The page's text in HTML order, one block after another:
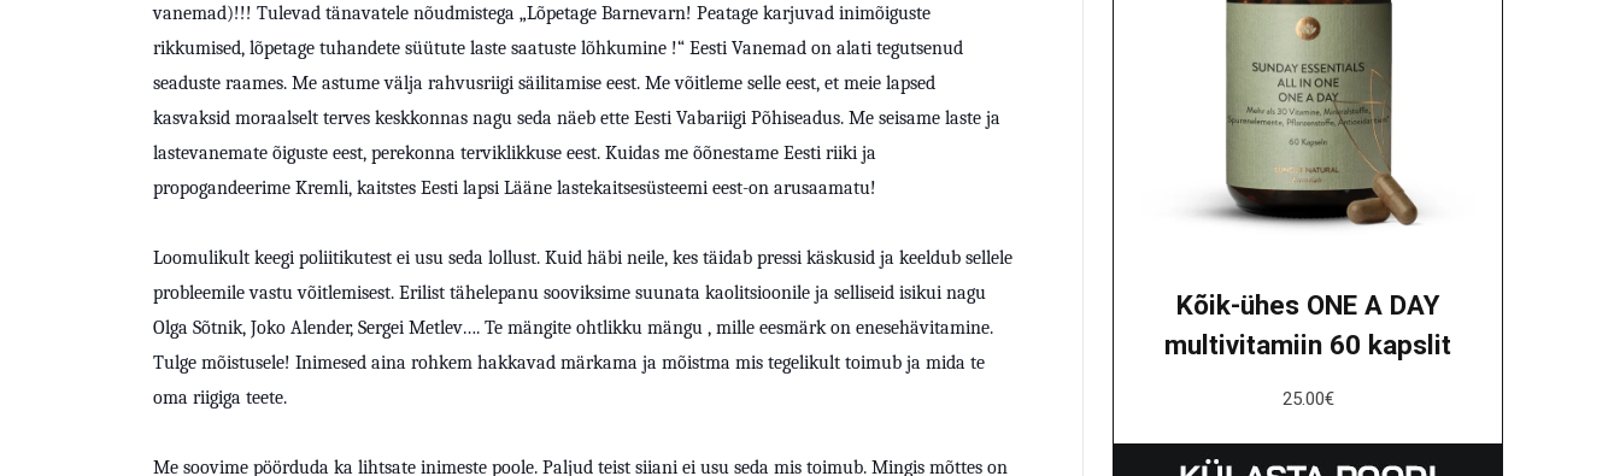
vanemad)!!! Tulevad tänavatele nõudmistega „Lõpetage Barnevarn! Peatage karjuvad inimõiguste
rikkumised, lõpetage tuhandete süütute laste saatuste lõhkumine !“ Eesti Vanemad on alati tegutsenud
seaduste raames. Me astume välja rahvusriigi säilitamise eest. Me võitleme selle eest, et meie lapsed
kasvaksid moraalselt terves keskkonnas nagu seda näeb ette Eesti Vabariigi Põhiseadus. Me seisame laste ja
lastevanemate õiguste eest, perekonna terviklikkuse eest. Kuidas me õõnestame Eesti riiki ja
propogandeerime Kremli, kaitstes Eesti lapsi Lääne lastekaitsesüsteemi eest-on arusaamatu!
Loomulikult keegi poliitikutest ei usu seda lollust. Kuid häbi neile, kes täidab pressi käskusid ja keeldub sellele
probleemile vastu võitlemisest. Erilist tähelepanu sooviksime suunata kaolitsioonile ja selliseid isikui nagu
Olga Sõtnik, Joko Alender, Sergei Metlev…. Te mängite ohtlikku mängu , mille eesmärk on enesehävitamine.
Tulge mõistusele! Inimesed aina rohkem hakkavad märkama ja mõistma mis tegelikult toimub ja mida te
oma riigiga teete.
Me soovime pöörduda ka lihtsate inimeste poole. Paljud teist siiani ei usu seda mis toimub. Mingis mõttes on
Kõik-ühes ONE A DAY
multivitamiin 60 kapslit
25.00€